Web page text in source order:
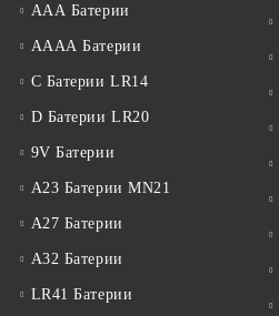
ААА Батерии
АААА Батерии
C Батерии LR14
D Батерии LR20
9V Батерии
A23 Батерии MN21
A27 Батерии
A32 Батерии
LR41 Батерии